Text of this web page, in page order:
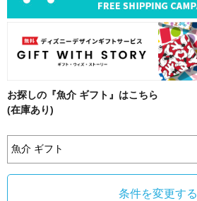
お探しの『魚介 ギフト』はこちら
(在庫あり)
条件を変更する